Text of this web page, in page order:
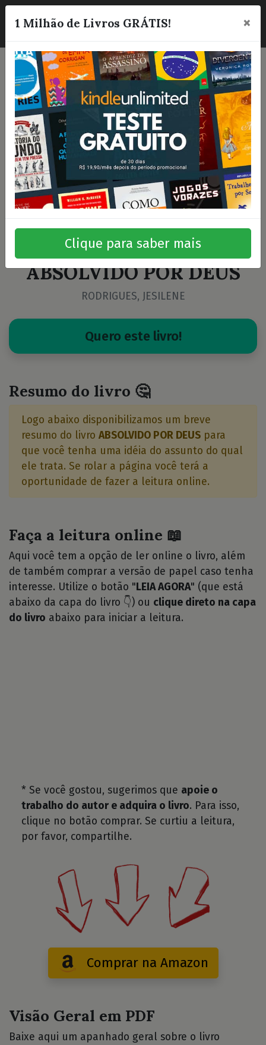
☰
ABSOLVIDO POR DEUS
RODRIGUES, JESILENE
Quero este livro!
Resumo do livro 🤔
Logo abaixo disponibilizamos um breve
resumo do livro ABSOLVIDO POR DEUS para
que você tenha uma idéia do assunto do qual
ele trata. Se rolar a página você terá a
oportunidade de fazer a leitura online.
Faça a leitura online 📖
Aqui você tem a opção de ler online o livro, além
de também comprar a versão de papel caso tenha
interesse. Utilize o botão " LEIA AGORA" (que está
abaixo da capa do livro 👇) ou clique direto na capa
do livro abaixo para iniciar a leitura.
* Se você gostou, sugerimos que apoie o
trabalho do autor e adquira o livro. Para isso,
clique no botão comprar. Se curtiu a leitura,
por favor, compartilhe.
Comprar na Amazon
Visão Geral em PDF
Baixe aqui um apanhado geral sobre o livro
1 Milhão de Livros GRÁTIS! ×
Clique para saber mais